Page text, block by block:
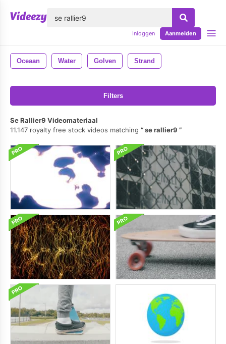
Inloggen Aanmelden
Oceaan Water Golven Strand
Filters
Se Rallier9 Videomateriaal
11.147 royalty free stock videos matching
se rallier9